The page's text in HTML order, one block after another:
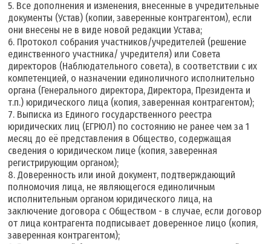
5. Все дополнения и изменения, внесенные в учредительные
документы (Устав) (копии, заверенные контрагентом), если
они внесены не в виде новой редакции Устава;
6. Протокол собрания участников/учредителей (решение
единственного участника/ учредителя) или Совета
директоров (Наблюдательного совета), в соответствии с их
компетенцией, о назначении единоличного исполнительно
органа (Генерального директора, Директора, Президента и
т.п.) юридического лица (копия, заверенная контрагентом);
7. Выписка из Единого государственного реестра
юридических лиц (ЕГРЮЛ) по состоянию не ранее чем за 1
месяц до её представления в Общество, содержащая
сведения о юридическом лице (копия, заверенная
регистрирующим органом);
8. Доверенность или иной документ, подтверждающий
полномочия лица, не являющегося единоличным
исполнительным органом юридического лица, на
заключение договора с Обществом - в случае, если договор
от лица контрагента подписывает доверенное лицо (копия,
заверенная контрагентом);